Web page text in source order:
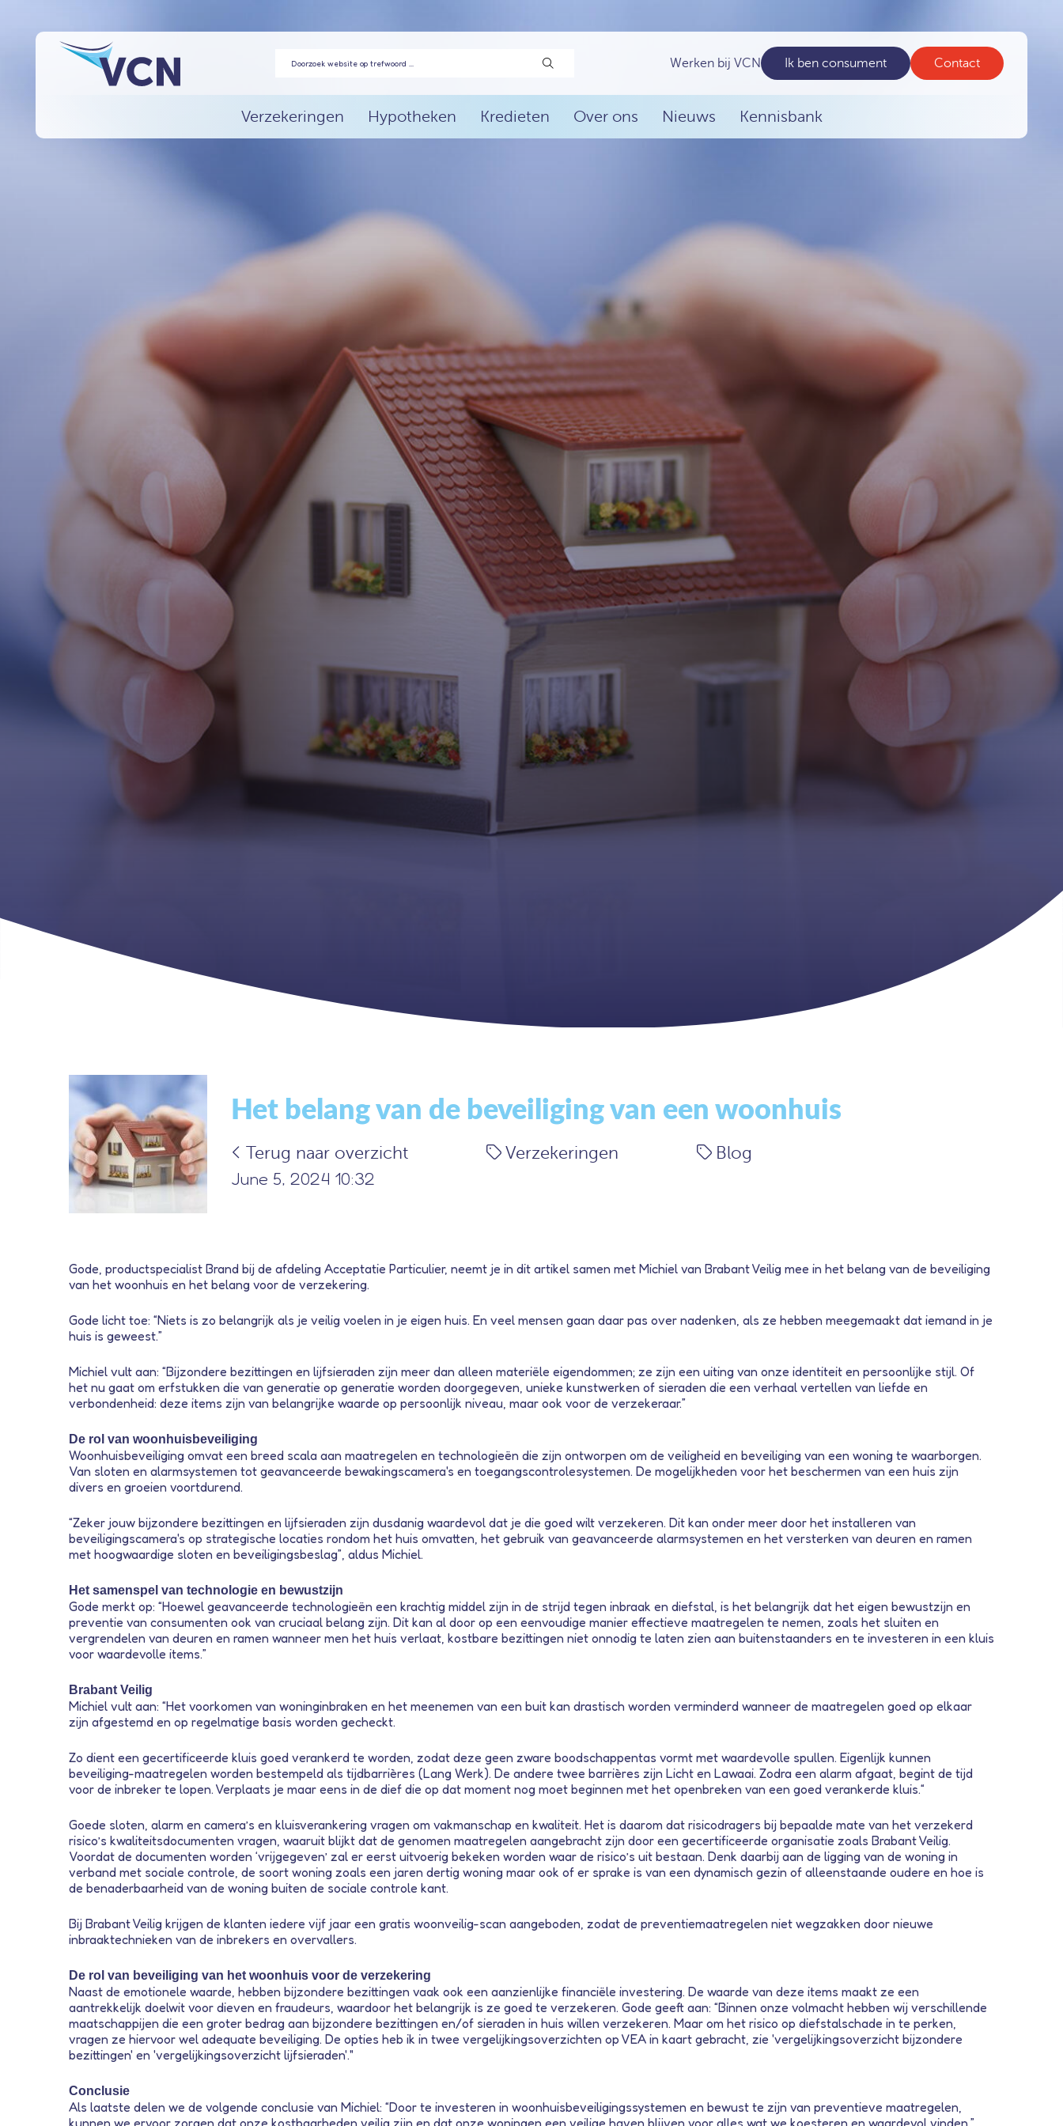
Werken bij VCN Ik ben consument Contact
Verzekeringen Hypotheken Kredieten Over ons Nieuws Kennisbank
Het belang van de beveiliging van een woonhuis
Terug naar overzicht Verzekeringen Blog
June 5, 2024 10:32
Gode, productspecialist Brand bij de afdeling Acceptatie Particulier, neemt je in dit artikel samen met Michiel van Brabant Veilig mee in het belang van de beveiliging
van het woonhuis en het belang voor de verzekering.
Gode licht toe: “Niets is zo belangrijk als je veilig voelen in je eigen huis. En veel mensen gaan daar pas over nadenken, als ze hebben meegemaakt dat iemand in je
huis is geweest.”
Michiel vult aan: “Bijzondere bezittingen en lijfsieraden zijn meer dan alleen materiële eigendommen; ze zijn een uiting van onze identiteit en persoonlijke stijl. Of
het nu gaat om erfstukken die van generatie op generatie worden doorgegeven, unieke kunstwerken of sieraden die een verhaal vertellen van liefde en
verbondenheid: deze items zijn van belangrijke waarde op persoonlijk niveau, maar ook voor de verzekeraar.”
De rol van woonhuisbeveiliging
Woonhuisbeveiliging omvat een breed scala aan maatregelen en technologieën die zijn ontworpen om de veiligheid en beveiliging van een woning te waarborgen.
Van sloten en alarmsystemen tot geavanceerde bewakingscamera's en toegangscontrolesystemen. De mogelijkheden voor het beschermen van een huis zijn
divers en groeien voortdurend.
“Zeker jouw bijzondere bezittingen en lijfsieraden zijn dusdanig waardevol dat je die goed wilt verzekeren. Dit kan onder meer door het installeren van
beveiligingscamera's op strategische locaties rondom het huis omvatten, het gebruik van geavanceerde alarmsystemen en het versterken van deuren en ramen
met hoogwaardige sloten en beveiligingsbeslag”, aldus Michiel.
Het samenspel van technologie en bewustzijn
Gode merkt op: “Hoewel geavanceerde technologieën een krachtig middel zijn in de strijd tegen inbraak en diefstal, is het belangrijk dat het eigen bewustzijn en
preventie van consumenten ook van cruciaal belang zijn. Dit kan al door op een eenvoudige manier effectieve maatregelen te nemen, zoals het sluiten en
vergrendelen van deuren en ramen wanneer men het huis verlaat, kostbare bezittingen niet onnodig te laten zien aan buitenstaanders en te investeren in een kluis
voor waardevolle items.”
Brabant Veilig
Michiel vult aan: “Het voorkomen van woninginbraken en het meenemen van een buit kan drastisch worden verminderd wanneer de maatregelen goed op elkaar
zijn afgestemd en op regelmatige basis worden gecheckt.
Zo dient een gecertificeerde kluis goed verankerd te worden, zodat deze geen zware boodschappentas vormt met waardevolle spullen. Eigenlijk kunnen
beveiliging-maatregelen worden bestempeld als tijdbarrières (Lang Werk). De andere twee barrières zijn Licht en Lawaai. Zodra een alarm afgaat, begint de tijd
voor de inbreker te lopen. Verplaats je maar eens in de dief die op dat moment nog moet beginnen met het openbreken van een goed verankerde kluis.“
Goede sloten, alarm en camera’s en kluisverankering vragen om vakmanschap en kwaliteit. Het is daarom dat risicodragers bij bepaalde mate van het verzekerd
risico’s kwaliteitsdocumenten vragen, waaruit blijkt dat de genomen maatregelen aangebracht zijn door een gecertificeerde organisatie zoals Brabant Veilig.
Voordat de documenten worden ‘vrijgegeven’ zal er eerst uitvoerig bekeken worden waar de risico’s uit bestaan. Denk daarbij aan de ligging van de woning in
verband met sociale controle, de soort woning zoals een jaren dertig woning maar ook of er sprake is van een dynamisch gezin of alleenstaande oudere en hoe is
de benaderbaarheid van de woning buiten de sociale controle kant.
Bij Brabant Veilig krijgen de klanten iedere vijf jaar een gratis woonveilig-scan aangeboden, zodat de preventiemaatregelen niet wegzakken door nieuwe
inbraaktechnieken van de inbrekers en overvallers.
De rol van beveiliging van het woonhuis voor de verzekering
Naast de emotionele waarde, hebben bijzondere bezittingen vaak ook een aanzienlijke financiële investering. De waarde van deze items maakt ze een
aantrekkelijk doelwit voor dieven en fraudeurs, waardoor het belangrijk is ze goed te verzekeren. Gode geeft aan: “Binnen onze volmacht hebben wij verschillende
maatschappijen die een groter bedrag aan bijzondere bezittingen en/of sieraden in huis willen verzekeren. Maar om het risico op diefstalschade in te perken,
vragen ze hiervoor wel adequate beveiliging. De opties heb ik in twee vergelijkingsoverzichten op VEA in kaart gebracht, zie 'vergelijkingsoverzicht bijzondere
bezittingen' en 'vergelijkingsoverzicht lijfsieraden'."
Conclusie
Als laatste delen we de volgende conclusie van Michiel: “Door te investeren in woonhuisbeveiligingssystemen en bewust te zijn van preventieve maatregelen,
kunnen we ervoor zorgen dat onze kostbaarheden veilig zijn en dat onze woningen een veilige haven blijven voor alles wat we koesteren en waardevol vinden.”